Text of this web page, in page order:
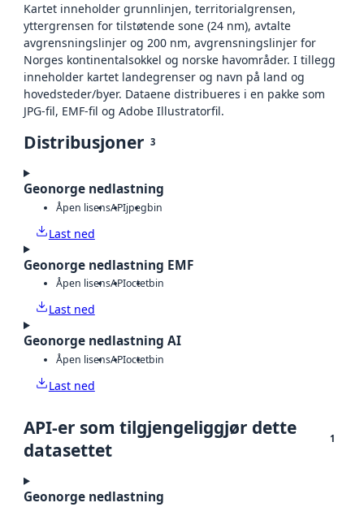
Kartet inneholder grunnlinjen, territorialgrensen,
yttergrensen for tilstøtende sone (24 nm), avtalte
avgrensningslinjer og 200 nm, avgrensningslinjer for
Norges kontinentalsokkel og norske havområder. I tillegg
inneholder kartet landegrenser og navn på land og
hovedsteder/byer. Dataene distribueres i en pakke som
JPG-fil, EMF-fil og Adobe Illustratorfil.
Distribusjoner 3
Geonorge nedlastning
Åpen lisensAPIjpegbin
Last ned
Geonorge nedlastning EMF
Åpen lisensAPIoctetbin
Last ned
Geonorge nedlastning AI
Åpen lisensAPIoctetbin
Last ned
API-er som tilgjengeliggjør dette
datasettet
1
Geonorge nedlastning